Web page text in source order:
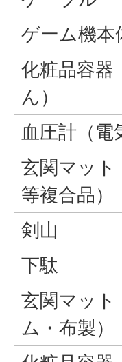
ゲーム機本
化粧品容器
ん）
血圧計（電
玄関マット
等複合品）
剣山
下駄
玄関マット
ム・布製）